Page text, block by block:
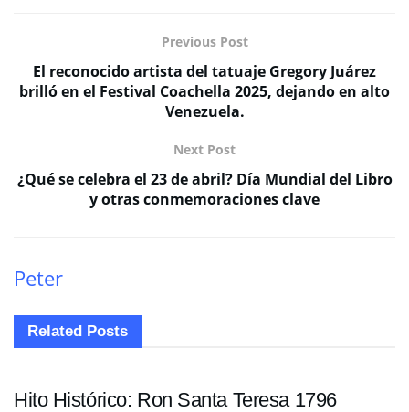
Previous Post
El reconocido artista del tatuaje Gregory Juárez
brilló en el Festival Coachella 2025, dejando en alto
Venezuela.
Next Post
¿Qué se celebra el 23 de abril? Día Mundial del Libro
y otras conmemoraciones clave
Peter
Related Posts
ENTRETENIMIENTO
Hito Histórico: Ron Santa Teresa 1796